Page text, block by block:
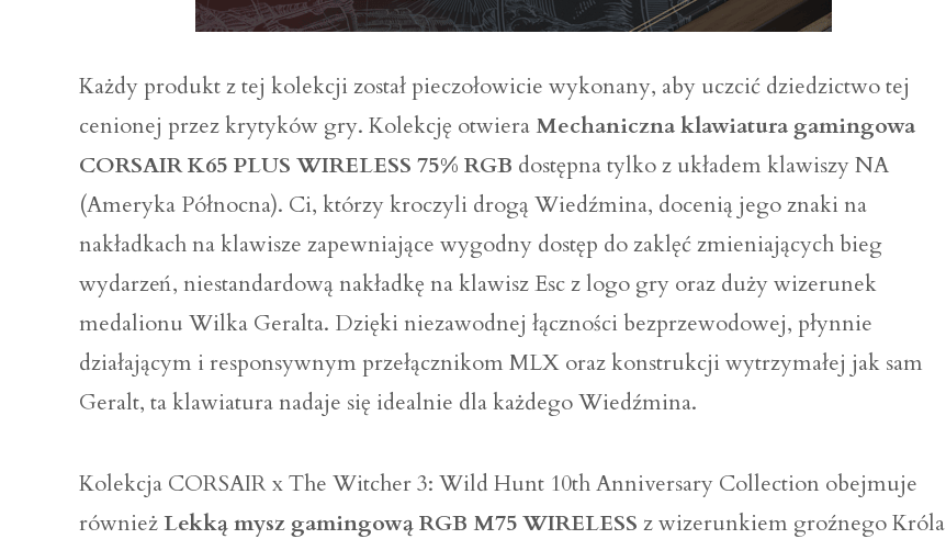
Każdy produkt z tej kolekcji został pieczołowicie wykonany, aby uczcić dziedzictwo tej
cenionej przez krytyków gry. Kolekcję otwieraMechaniczna klawiatura gamingowa
CORSAIR K65 PLUS WIRELESS 75% RGB dostępna tylko z układem klawiszy NA
(Ameryka Północna). Ci, którzy kroczyli drogą Wiedźmina, docenią jego znaki na
nakładkach na klawisze zapewniające wygodny dostęp do zaklęć zmieniających bieg
wydarzeń, niestandardową nakładkę na klawisz Esc z logo gry oraz duży wizerunek
medalionu Wilka Geralta. Dzięki niezawodnej łączności bezprzewodowej, płynnie
działającym i responsywnym przełącznikom MLX oraz konstrukcji wytrzymałej jak sam
Geralt, ta klawiatura nadaje się idealnie dla każdego Wiedźmina.
Kolekcja CORSAIR x The Witcher 3: Wild Hunt 10th Anniversary Collection obejmuje
równieżLekką mysz gamingową RGB M75 WIRELESS z wizerunkiem groźnego Króla